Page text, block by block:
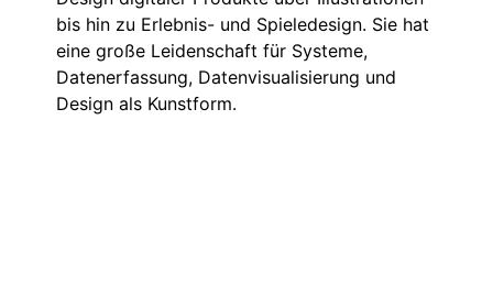
bis hin zu Erlebnis- und Spieledesign. Sie hat
eine große Leidenschaft für Systeme,
Datenerfassung, Datenvisualisierung und
Design als Kunstform.